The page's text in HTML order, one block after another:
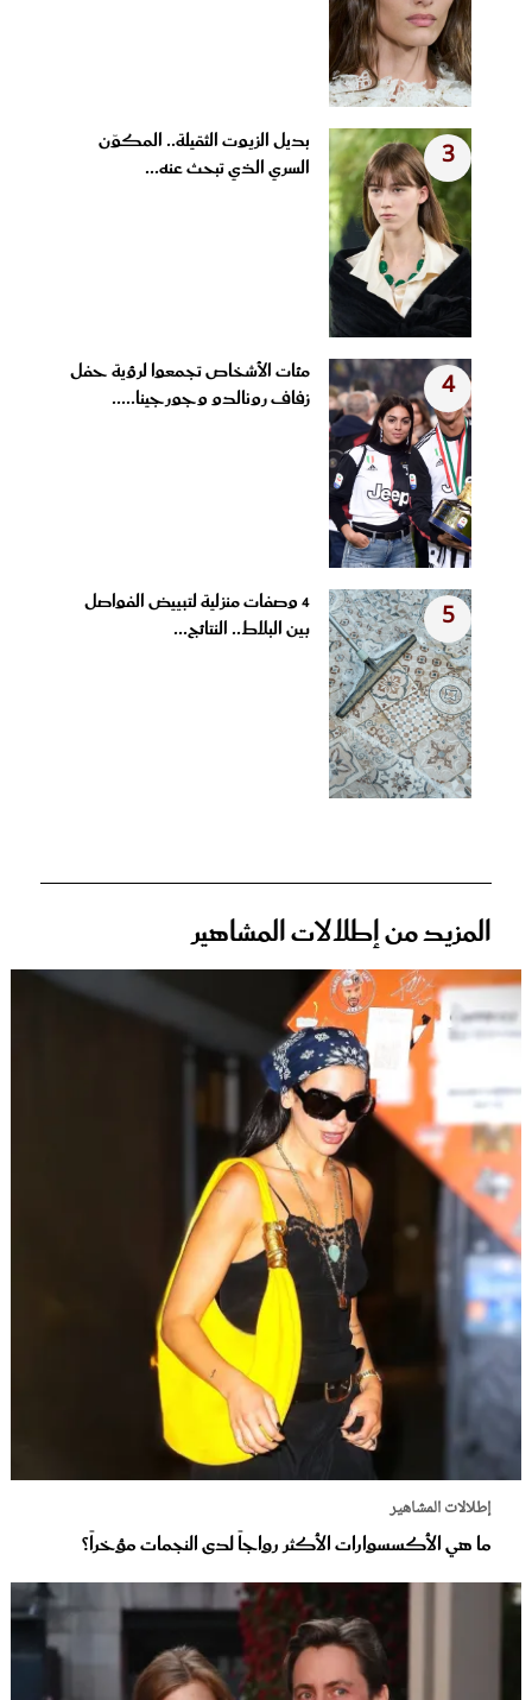
3
بديل الزيوت الثقيلة.. المكوّن
السري الذي تبحث عنه...
4
مئات الأشخاص تجمعوا لرؤية حفل
زفاف رونالدو وجورجينا.....
5
4 وصفات منزلية لتبييض الفواصل
بين البلاط.. النتائج...
المزيد من إطلالات المشاهير
إطلالات المشاهير
ما هي الأكسسوارات الأكثر رواجاً لدى النجمات مؤخراً؟